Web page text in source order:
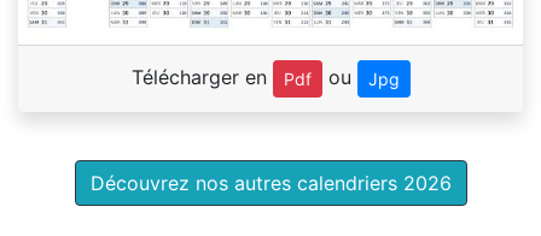
Télécharger en Pdf ou Jpg
Découvrez nos autres calendriers 2026